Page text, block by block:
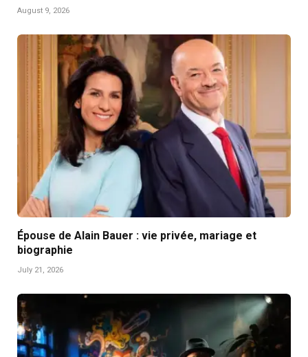
August 9, 2026
Épouse de Alain Bauer : vie privée, mariage et
biographie
July 21, 2026